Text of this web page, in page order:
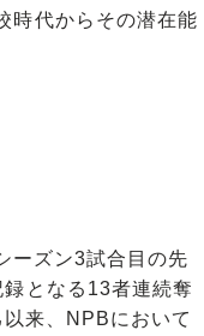
時代からその潜在能
ーズン3試合目の先
となる13者連続奪
来、NPBにおいて